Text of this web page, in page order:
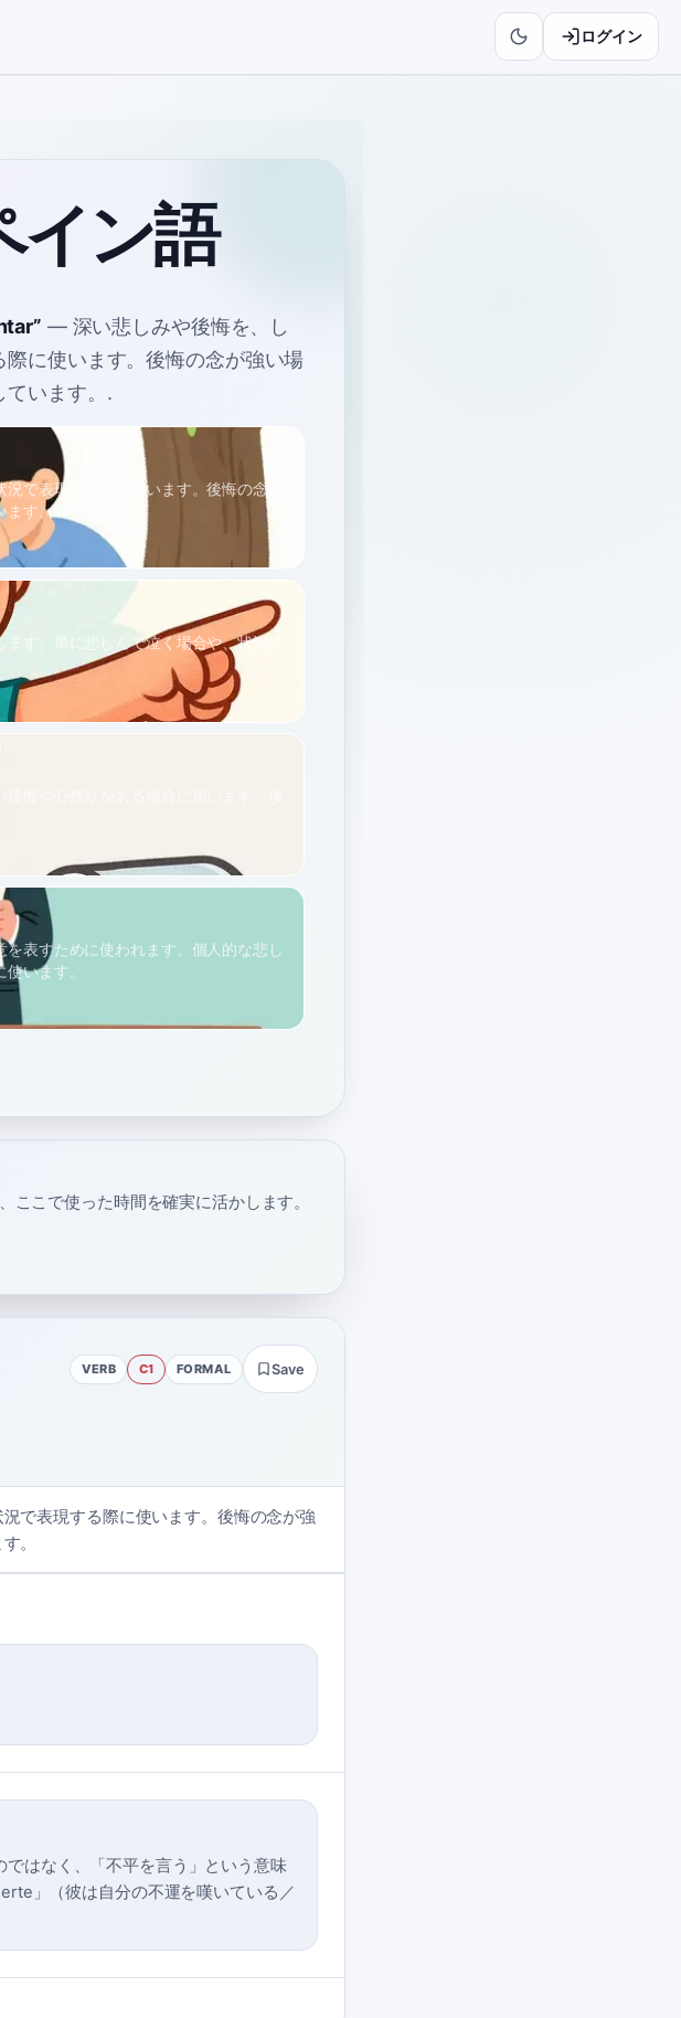
ログイン
イン語
” — 深い悲しみや後悔を、し
に使います。後悔の念が強い場
います。 .
で表現する際に使います。後悔の念が
ます。
す。単に悲しんで泣く場合や、状況に
悔や心残りがある場合に用います。後
表すために使われます。個人的な悲し
います。
こで使った時間を確実に活かします。
VERB C1 FORMAL Save
で表現する際に使います。後悔の念が強
。
はなく、「不平を言う」という意味
」（彼は自分の不運を嘆いている／